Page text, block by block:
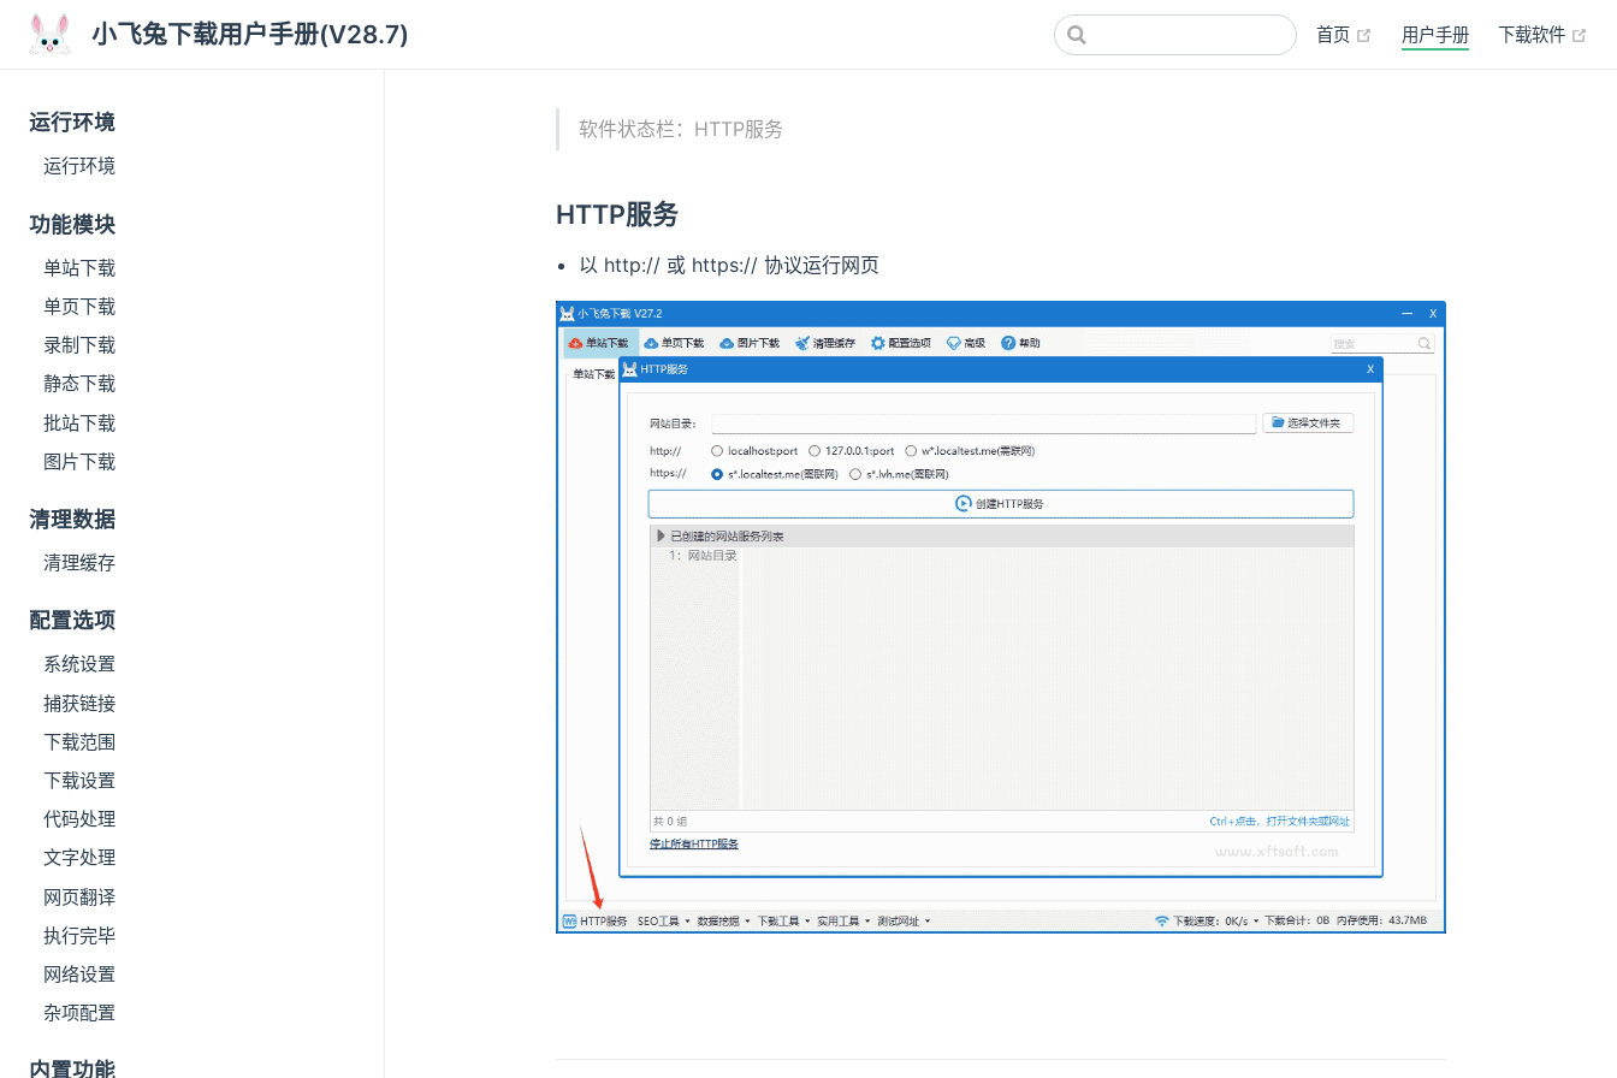
小飞兔下载用户手册(V28.7) 首页 用户手册 下载软件
运行环境
运行环境
功能模块
单站下载
单页下载
录制下载
静态下载
批站下载
图片下载
清理数据
清理缓存
配置选项
系统设置
捕获链接
下载范围
下载设置
代码处理
文字处理
网页翻译
执行完毕
网络设置
杂项配置
内置功能
软件状态栏：HTTP服务
HTTP服务
以 http:// 或 https:// 协议运行网页